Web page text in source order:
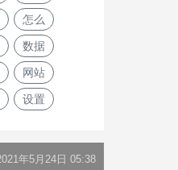
怎么
数据
网站
设置
年5月24日 05:38